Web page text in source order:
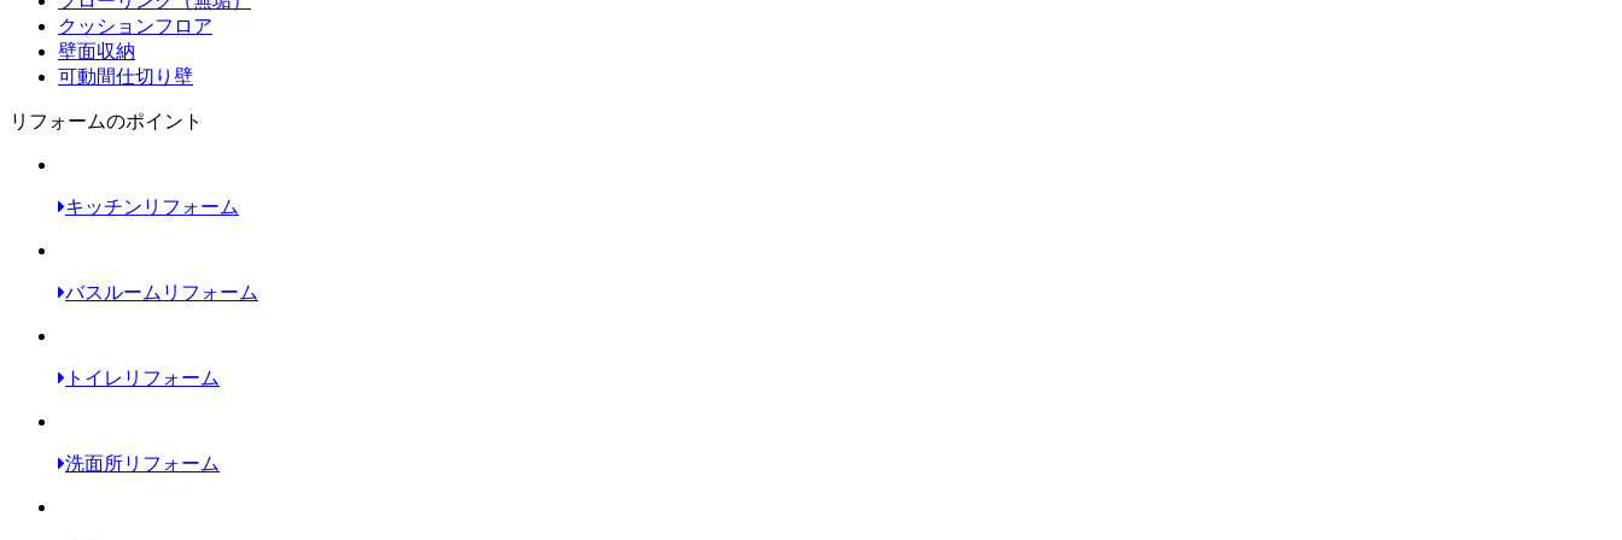
クッションフロア
壁面収納
可動間仕切り壁
リフォームのポイント
キッチンリフォーム
バスルームリフォーム
トイレリフォーム
洗面所リフォーム